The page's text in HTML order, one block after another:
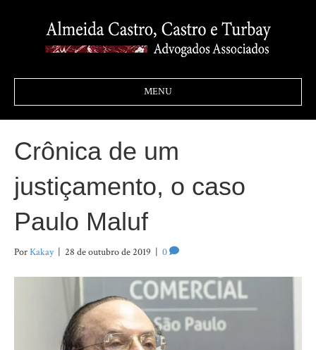
MENU
Crônica de um
justiçamento, o caso
Paulo Maluf
PorKakay | 28 de outubro de 2019 | 0